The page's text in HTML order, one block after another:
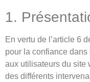
1.
En vertu de l’article 6
pour la confiance dans
aux utilisateurs du site
des différents